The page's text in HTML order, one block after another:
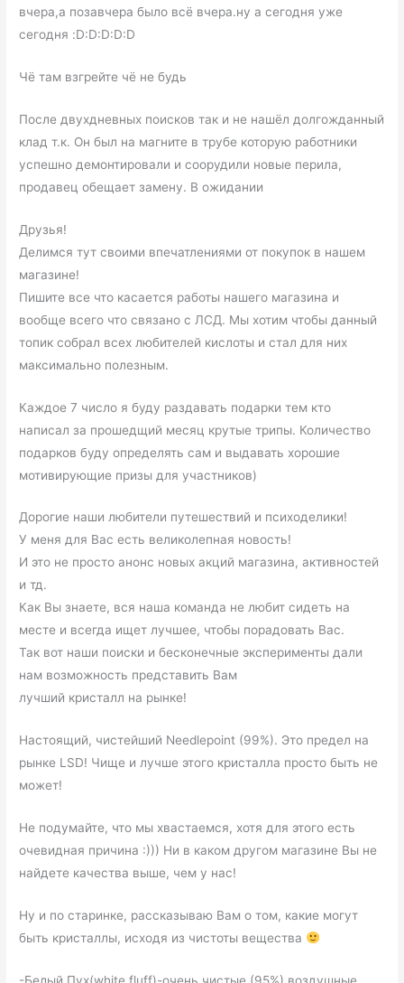
вчера,а позавчера было всё вчера.ну а сегодня уже
сегодня :D:D:D:D:D
Чё там взгрейте чё не будь
После двухдневных поисков так и не нашёл долгожданный
клад т.к. Он был на магните в трубе которую работники
успешно демонтировали и соорудили новые перила,
продавец обещает замену. В ожидании
Друзья!
Делимся тут своими впечатлениями от покупок в нашем
магазине!
Пишите все что касается работы нашего магазина и
вообще всего что связано с ЛСД. Мы хотим чтобы данный
топик собрал всех любителей кислоты и стал для них
максимально полезным.
Каждое 7 число я буду раздавать подарки тем кто
написал за прошедщий месяц крутые трипы. Количество
подарков буду определять сам и выдавать хорошие
мотивирующие призы для участников)
Дорогие наши любители путешествий и психоделики!
У меня для Вас есть великолепная новость!
И это не просто анонс новых акций магазина, активностей
и тд.
Как Вы знаете, вся наша команда не любит сидеть на
месте и всегда ищет лучшее, чтобы порадовать Вас.
Так вот наши поиски и бесконечные эксперименты дали
нам возможность представить Вам
лучший кристалл на рынке!
Настоящий, чистейший Needlepoint (99%). Это предел на
рынке LSD! Чище и лучше этого кристалла просто быть не
может!
Не подумайте, что мы хвастаемся, хотя для этого есть
очевидная причина :))) Ни в каком другом магазине Вы не
найдете качества выше, чем у нас!
Ну и по старинке, рассказываю Вам о том, какие могут
быть кристаллы, исходя из чистоты вещества